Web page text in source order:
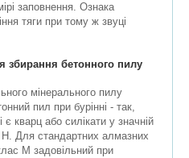
заповнення. Ознака
тяги при тому ж звуці
збирання бетонного пилу
мінерального пилу
пил при бурінні - так,
кварц або силікати у значній
H. Для стандартних алмазних
M задовільний при